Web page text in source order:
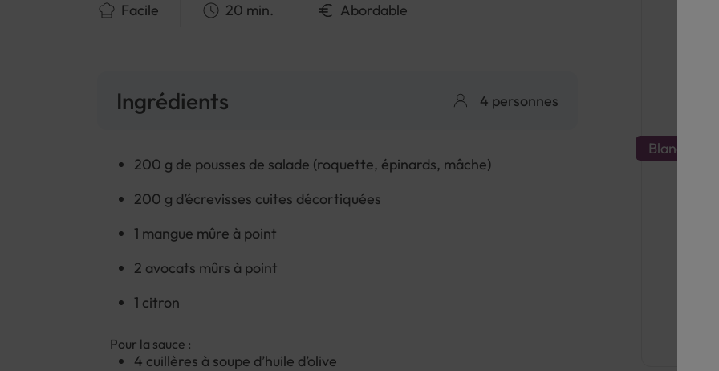
Facile 20 min. Abordable
Ingrédients 4 personnes
200 g de pousses de salade (roquette, épinards, mâche)
200 g d’écrevisses cuites décortiquées
1 mangue mûre à point
2 avocats mûrs à point
1 citron
Pour la sauce :
4 cuillères à soupe d’huile d’olive
Blanc